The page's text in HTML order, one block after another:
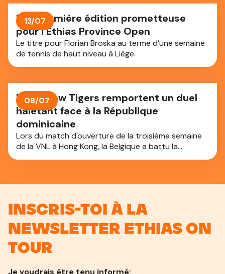
son premier titre depuis près d'un an et demi.
Une première édition prometteuse
pour l’Ethias Province Open
Le titre pour Florian Broska au terme d’une semaine
de tennis de haut niveau à Liège.
13/07
Les Yellow Tigers remportent un duel
haletant face à la République
dominicaine
Lors du match d'ouverture de la troisième semaine
de la VNL à Hong Kong, la Belgique a battu la
République dominicaine au terme d'un match
08/07
Inscris-toi à la
newsletter Ethias On
Tour
Je voudrais être tenu informé: